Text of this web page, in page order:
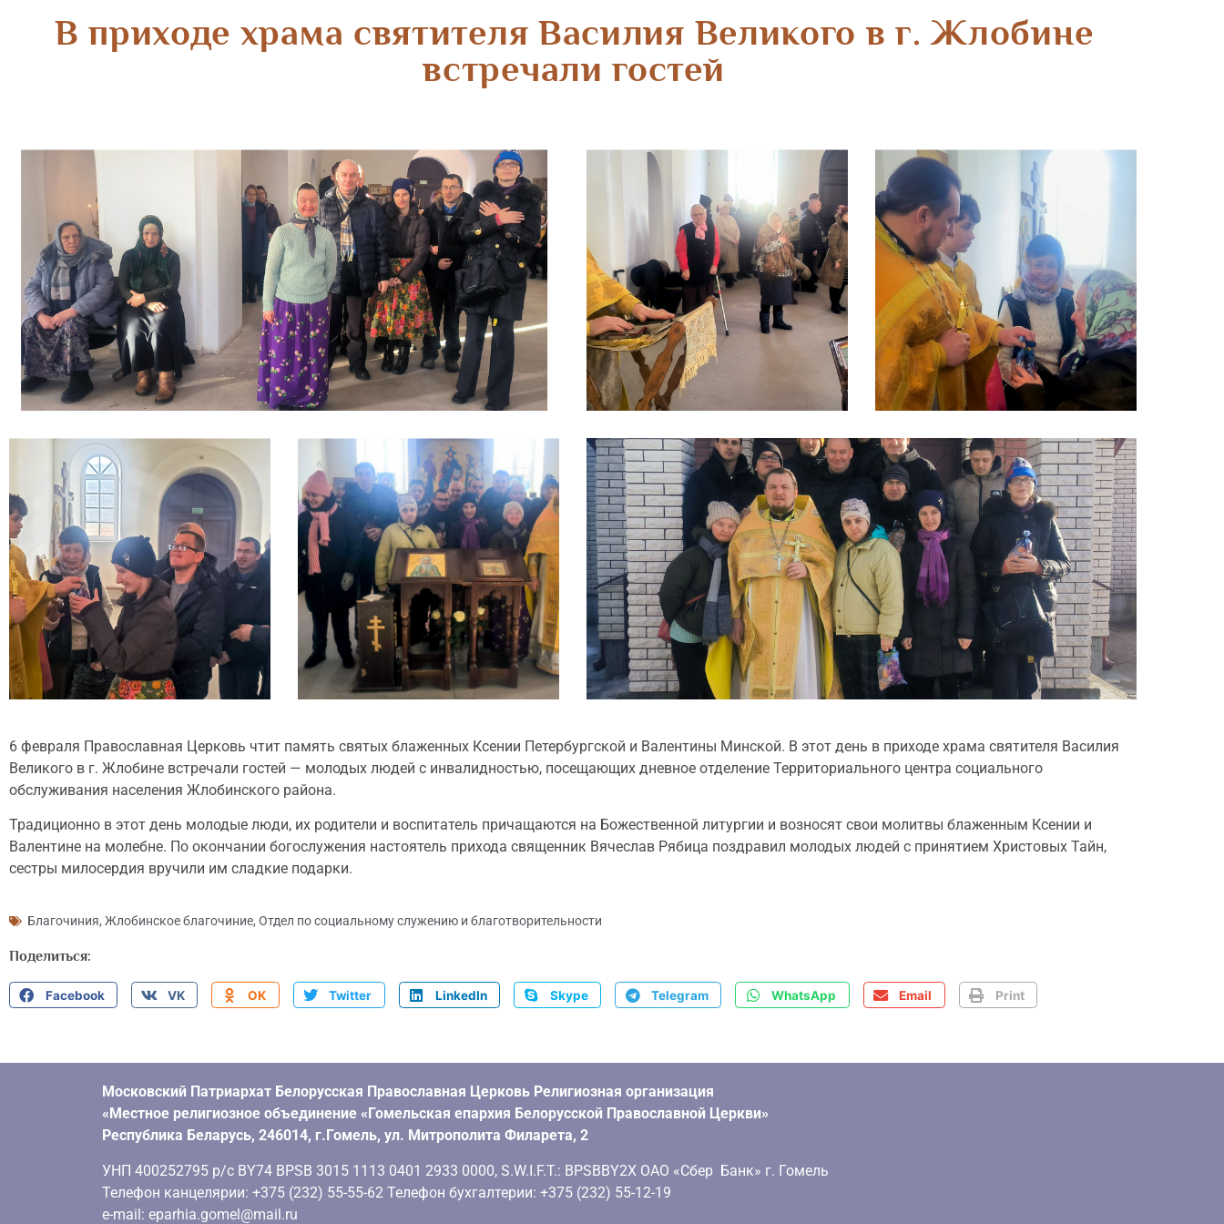
В приходе храма святителя Василия Великого в г. Жлобине
встречали гостей
6 февраля Православная Церковь чтит память святых блаженных Ксении Петербургской и Валентины Минской. В этот день в приходе храма святителя Василия
Великого в г. Жлобине встречали гостей — молодых людей с инвалидностью, посещающих дневное отделение Территориального центра социального
обслуживания населения Жлобинского района.
Традиционно в этот день молодые люди, их родители и воспитатель причащаются на Божественной литургии и возносят свои молитвы блаженным Ксении и
Валентине на молебне. По окончании богослужения настоятель прихода священник Вячеслав Рябица поздравил молодых людей с принятием Христовых Тайн,
сестры милосердия вручили им сладкие подарки.
Благочиния, Жлобинское благочиние, Отдел по социальному служению и благотворительности
Поделиться:
Facebook VK OK Twitter LinkedIn Skype Telegram WhatsApp Email Print
Московский Патриархат Белорусская Православная Церковь Религиозная организация
«Местное религиозное объединение «Гомельская епархия Белорусской Православной Церкви»
Республика Беларусь, 246014, г.Гомель, ул. Митрополита Филарета, 2
УНП 400252795 р/с BY74 BPSB 3015 1113 0401 2933 0000, S.W.I.F.T.: BPSBBY2X ОАО «Сбер Банк» г. Гомель
Телефон канцелярии: +375 (232) 55-55-62 Телефон бухгалтерии: +375 (232) 55-12-19
e-mail: eparhia.gomel@mail.ru